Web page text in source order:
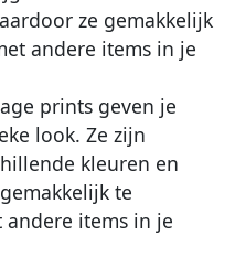
ze gemakkelijk
andere items in je
prints geven je
look. Ze zijn
kleuren en
te
items in je